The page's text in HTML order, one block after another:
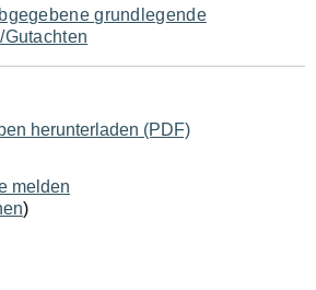
grundlegende
herunterladen (PDF)
melden
)